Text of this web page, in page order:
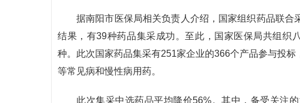
据南阳市医保局相关负责人介绍，国家组织药品联
结果，有39种药品集采成功。至此，国家医保局共组织
种。此次国家药品集采有251家企业的366个产品参与投
等常见病和慢性病用药。
此次集采中选药品平均降价56%。其中，备受关注